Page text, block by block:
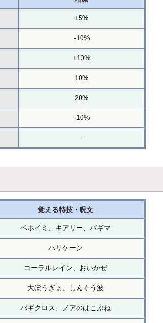
+5%
-10%
+10%
10%
20%
-10%
-
覚える特技・呪文
ベホイミ、キアリー、バギマ
ハリケーン
コーラルレイン、おいかぜ
大ぼうぎょ、しんくう波
バギクロス、ノアのはこぶね